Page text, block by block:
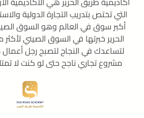
التي تختص بتدريب التجارة الدولية
أكبر سوق في العالم وهو السوق
لتساعدك في النجاح لتصبح رجل أعمال
مشروع تجاري ناجح حتى لو كنت لا